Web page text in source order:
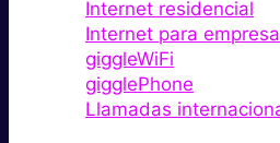
Internet residencial
Internet para
giggleWiFi
gigglePhone
Llamadas